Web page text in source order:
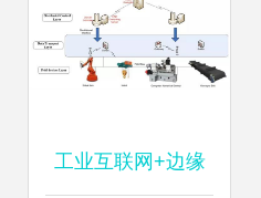
工业互联网+边缘